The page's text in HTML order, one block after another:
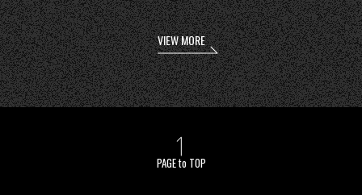
VIEW MORE
PAGE to TOP